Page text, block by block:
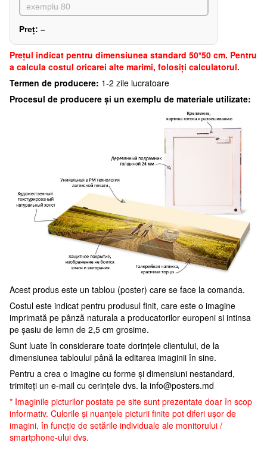
Preț: –
Preţul indicat pentru dimensiunea standard 50*50 cm. Pentru
a calcula costul oricarei alte marimi, folosiți calculatorul.
Termen de producere: 1-2 zile lucratoare
Procesul de producere și un exemplu de materiale utilizate:
Acest produs este un tablou (poster) care se face la comanda.
Costul este indicat pentru produsul finit, care este o imagine
imprimată pe pânză naturala a producatorilor europeni si intinsa
pe șasiu de lemn de 2,5 cm grosime.
Sunt luate în considerare toate dorințele clientului, de la
dimensiunea tabloului până la editarea imaginii în sine.
Pentru a crea o imagine cu forme și dimensiuni nestandard,
trimiteți un e-mail cu cerințele dvs. la info@posters.md
* Imaginile picturilor postate pe site sunt prezentate doar în scop
informativ. Culorile și nuanțele picturii finite pot diferi ușor de
imagini, în funcție de setările individuale ale monitorului /
smartphone-ului dvs.